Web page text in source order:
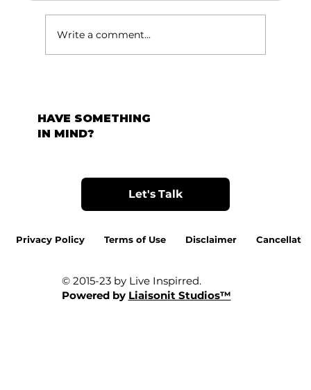
Write a comment...
HAVE SOMETHING
IN MIND?
Let's Talk
© 2015-23 by Live Inspirred.
Powered by Liaisonit Studios™
Privacy Policy Terms of Use Disclaimer